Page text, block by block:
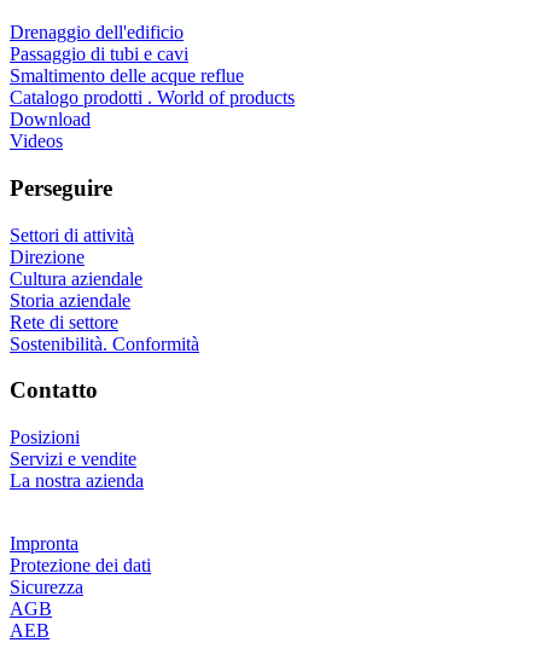
Drenaggio dell'edificio
Passaggio di tubi e cavi
Smaltimento delle acque reflue
Catalogo prodotti . World of products
Download
Videos
Perseguire
Settori di attività
Direzione
Cultura aziendale
Storia aziendale
Rete di settore
Sostenibilità. Conformità
Contatto
Posizioni
Servizi e vendite
La nostra azienda
Impronta
Protezione dei dati
Sicurezza
AGB
AEB